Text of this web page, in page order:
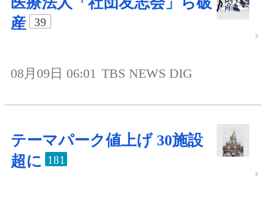
産
39
08月09日 06:01 TBS NEWS DIG
テーマパーク値上げ 30施設
超に 181